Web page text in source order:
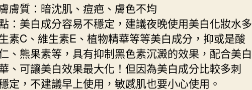
膚質：暗沈肌、痘疤、膚色不均
：美白成分容易不穩定，建議夜晚使用美白化妝水多
素C、維生素E、植物精華等等美白成分，抑或是酸
、熊果素等，具有抑制黑色素沉澱的效果，配合美白
、可讓美白效果最大化！但因為美白成分比較多刺
定，不建議早上使用，敏感肌也要小心使用。